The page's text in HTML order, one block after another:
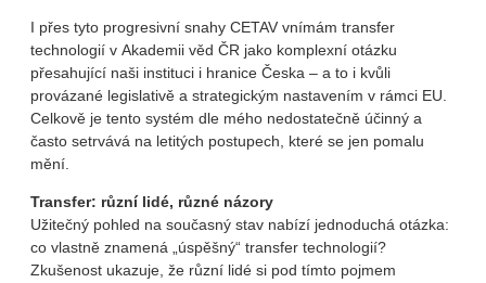
I přes tyto progresivní snahy CETAV vnímám transfer
technologií v Akademii věd ČR jako komplexní otázku
přesahující naši instituci i hranice Česka – a to i kvůli
provázané legislativě a strategickým nastavením v rámci EU.
Celkově je tento systém dle mého nedostatečně účinný a
často setrvává na letitých postupech, které se jen pomalu
mění.
Transfer: různí lidé, různé názory
Užitečný pohled na současný stav nabízí jednoduchá otázka:
co vlastně znamená „úspěšný“ transfer technologií?
Zkušenost ukazuje, že různí lidé si pod tímto pojmem